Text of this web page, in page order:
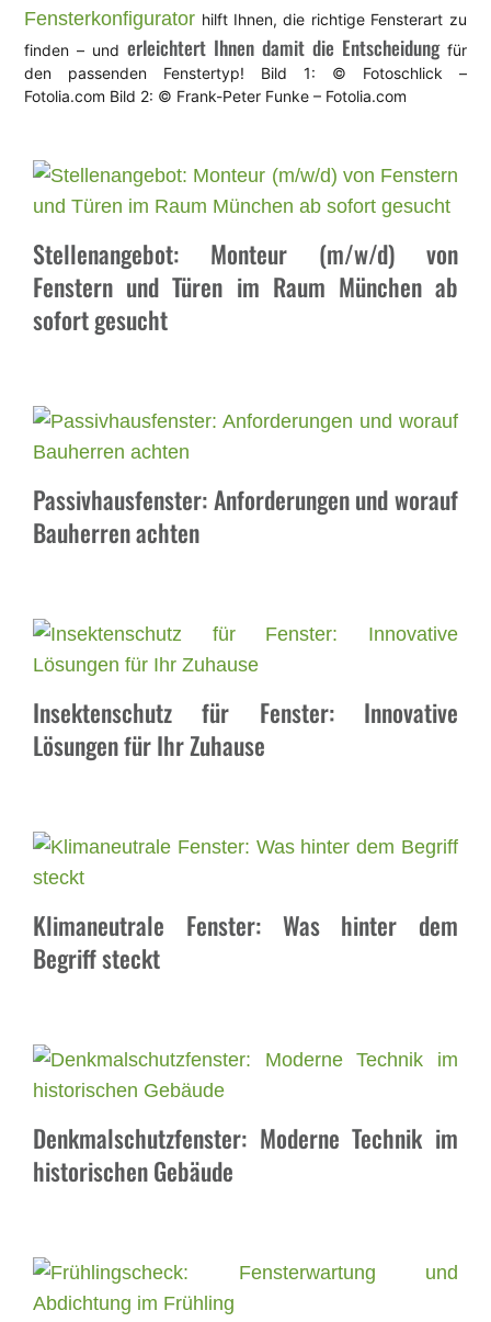
Fensterkonfigurator hilft Ihnen, die richtige Fensterart zu
finden – underleichtert Ihnen damit die Entscheidungfür
den passenden Fenstertyp! Bild 1: © Fotoschlick –
Fotolia.com Bild 2: © Frank-Peter Funke – Fotolia.com
Stellenangebot: Monteur (m/w/d) von
Fenstern und Türen im Raum München ab
sofort gesucht
Passivhausfenster: Anforderungen und worauf
Bauherren achten
Insektenschutz für Fenster: Innovative
Lösungen für Ihr Zuhause
Klimaneutrale Fenster: Was hinter dem
Begriff steckt
Denkmalschutzfenster: Moderne Technik im
historischen Gebäude